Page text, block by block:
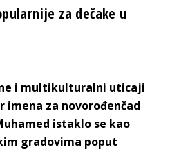
za dečake u
i multikulturalni uticaji
imena za novorođenčad
istaklo se kao
gradovima poput